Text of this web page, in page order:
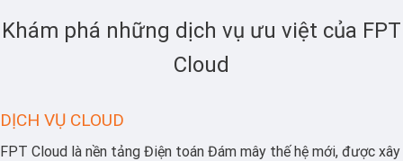
Khám phá những dịch vụ ưu việt của FPT
Cloud
DỊCH VỤ CLOUD
FPT Cloud là nền tảng Điện toán Đám mây thế hệ mới, được xây